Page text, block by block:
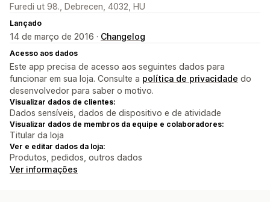
Furedi ut 98., Debrecen, 4032, HU
Lançado
14 de março de 2016 · Changelog
Acesso aos dados
Este app precisa de acesso aos seguintes dados para
funcionar em sua loja. Consulte a política de privacidade do
desenvolvedor para saber o motivo.
Visualizar dados de clientes:
Dados sensíveis, dados de dispositivo e de atividade
Visualizar dados de membros da equipe e colaboradores:
Titular da loja
Ver e editar dados da loja:
Produtos, pedidos, outros dados
Ver informações